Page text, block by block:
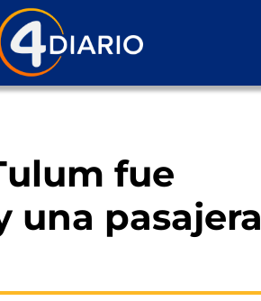
fue
una pasajera